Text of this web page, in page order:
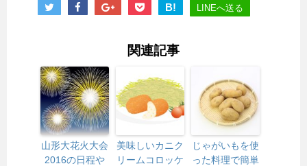
B! LINEへ送る
関連記事
山形大花火大会
2016の日程や
美味しいカニク
リームコロッケ
じゃがいもを使
った料理で簡単